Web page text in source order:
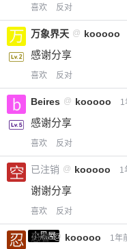
喜欢 反对
万象界天 @ kooooo
感谢分享
喜欢 反对
Beires @ kooooo 1
感谢分享
喜欢 反对
已注销 @ kooooo 1
谢谢分享
喜欢 反对
小黑屋
忍者 @ kooooo 1年